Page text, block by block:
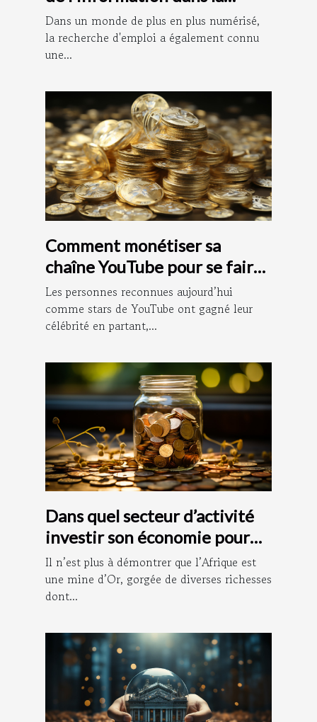
recherche d'emploi : le rôle
de Pôle Documentation
Dans un monde de plus en plus numérisé,
la recherche d'emploi a également connu
une...
Comment monétiser sa
chaîne YouTube pour se faire
de l’argent ?
Les personnes reconnues aujourd’hui
comme stars de YouTube ont gagné leur
célébrité en partant,...
Dans quel secteur d’activité
investir son économie pour
vite s’enrichir ?
Il n’est plus à démontrer que l’Afrique est
une mine d’Or, gorgée de diverses richesses
dont...